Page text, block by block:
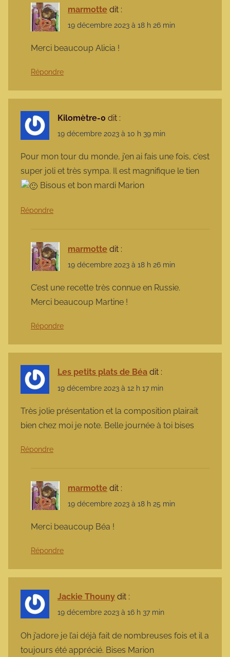
marmotte dit :
19 décembre 2023 à 18 h 26 min
Merci beaucoup Alicia !
Répondre
Kilomètre-0 dit :
19 décembre 2023 à 10 h 39 min
Pour mon tour du monde, j’en ai fais une fois, c’est
super joli et très sympa. Il est magnifique le tien
Bisous et bon mardi Marion
Répondre
marmotte dit :
19 décembre 2023 à 18 h 26 min
C’est une recette très connue en Russie.
Merci beaucoup Martine !
Répondre
Les petits plats de Béa dit :
19 décembre 2023 à 12 h 17 min
Très jolie présentation et la composition plairait
bien chez moi je note. Belle journée à toi bises
Répondre
marmotte dit :
19 décembre 2023 à 18 h 25 min
Merci beaucoup Béa !
Répondre
Jackie Thouny dit :
19 décembre 2023 à 16 h 37 min
Oh j’adore je l’ai déjà fait de nombreuses fois et il a
toujours été apprécié. Bises Marion